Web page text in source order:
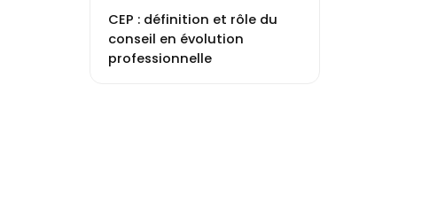
CEP : définition et rôle du
conseil en évolution
professionnelle